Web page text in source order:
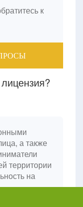
к
а также
территории
на